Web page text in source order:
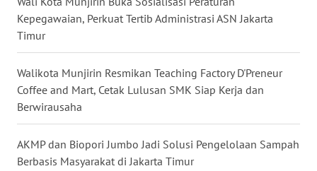
Kepegawaian, Perkuat Tertib Administrasi ASN Jakarta
Timur
Walikota Munjirin Resmikan Teaching Factory D'Preneur
Coffee and Mart, Cetak Lulusan SMK Siap Kerja dan
Berwirausaha
AKMP dan Biopori Jumbo Jadi Solusi Pengelolaan Sampah
Berbasis Masyarakat di Jakarta Timur
WN
NIAS
WN
LANGKAT